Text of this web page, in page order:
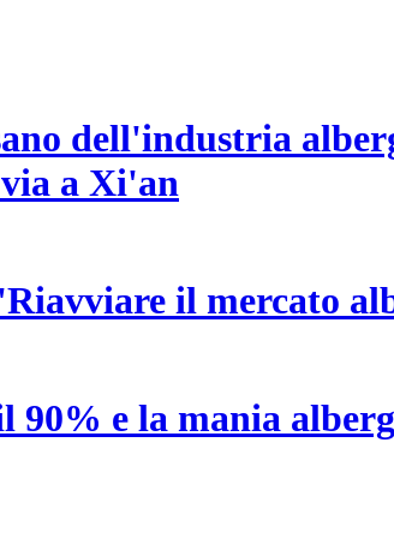
dell'industria
a Xi'an
il mercato
90% e la mania